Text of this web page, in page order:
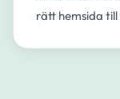
rätt hemsida